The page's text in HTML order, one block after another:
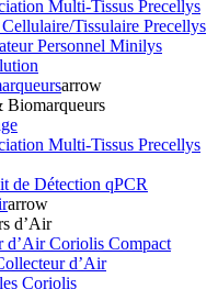
Multi-Tissus Precellys
Tissulaire Precellys
Personnel Minilys
arrow
Biomarqueurs
Multi-Tissus Precellys
de Détection qPCR
arrow
d’Air
d’Air Coriolis Compact
d’Air
Coriolis